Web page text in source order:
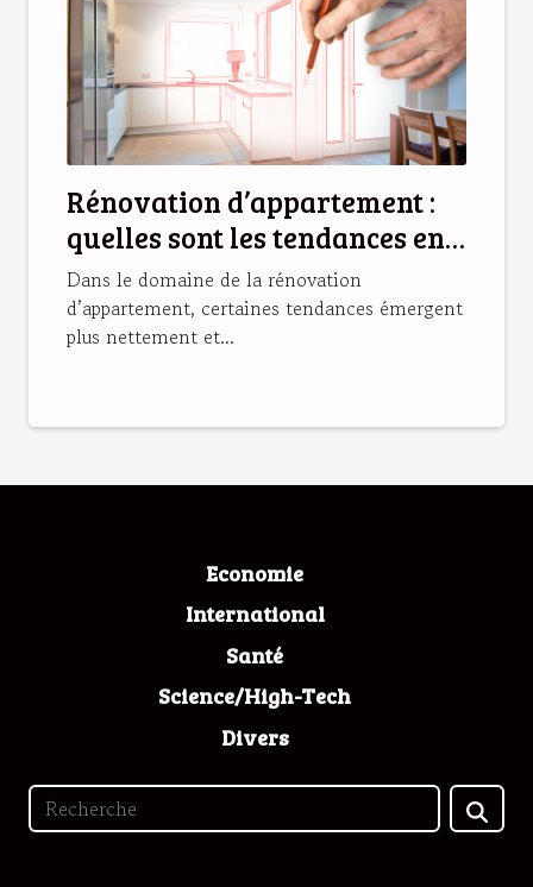
Rénovation d’appartement :
quelles sont les tendances en
2025 ?
Dans le domaine de la rénovation
d’appartement, certaines tendances émergent
plus nettement et...
Economie
International
Santé
Science/High-Tech
Divers